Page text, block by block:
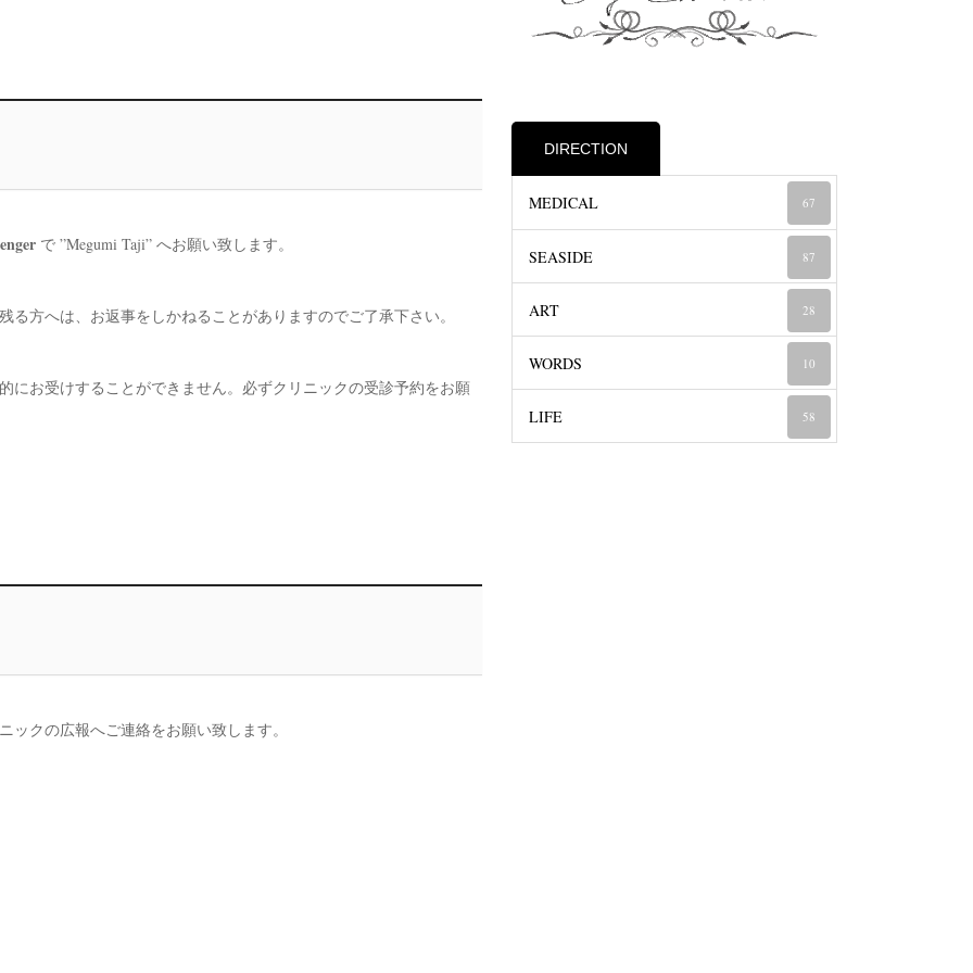
で ”Megumi Taji” へお願い致します。
方へは、お返事をしかねることがありますのでご了承下さい。
にお受けすることができません。必ずクリニックの受診予約をお願
クの広報へご連絡をお願い致します。
DIRECTION
MEDICAL 67
SEASIDE 87
ART 28
WORDS 10
LIFE 58